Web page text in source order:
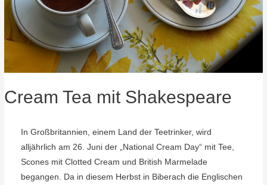
Cream Tea mit Shakespeare
In Großbritannien, einem Land der Teetrinker, wird
alljährlich am 26. Juni der „National Cream Day“ mit Tee,
Scones mit Clotted Cream und British Marmelade
begangen. Da in diesem Herbst in Biberach die Englischen